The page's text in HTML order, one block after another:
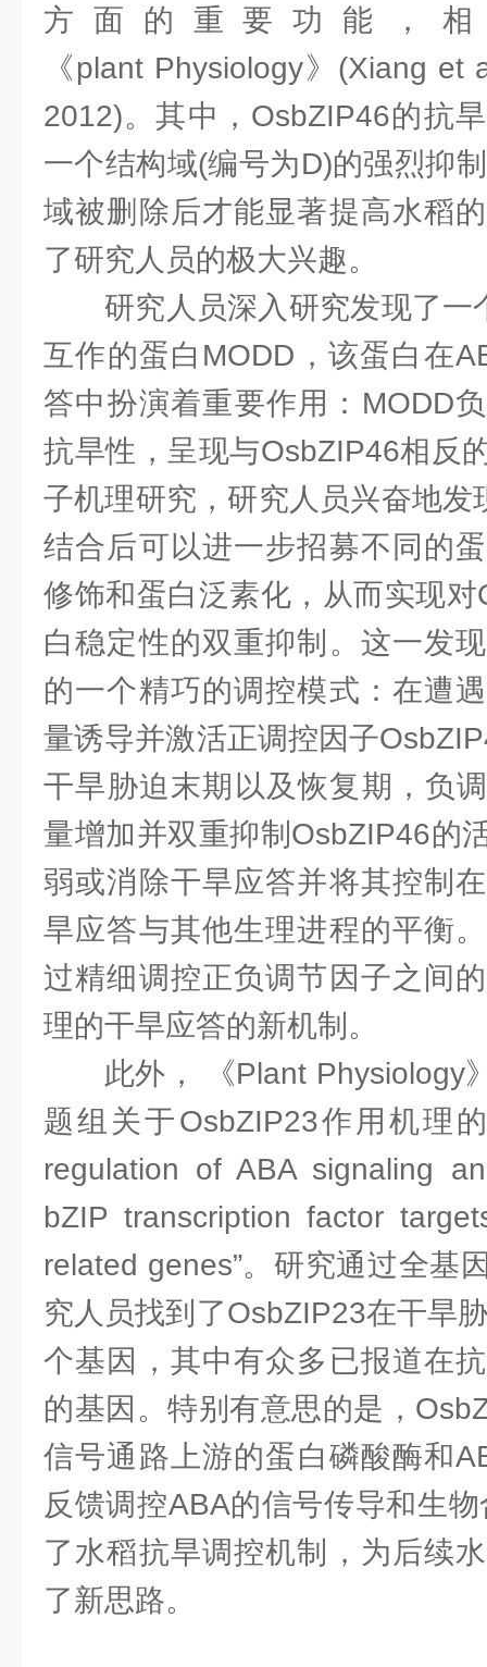
方面的重要功能，
《plant Physiology》(Xiang et
2012)。其中，OsbZIP46的抗
一个结构域(编号为D)的强烈抑
域被删除后才能显著提高水稻
了研究人员的极大兴趣。
研究人员深入研究发现了一
互作的蛋白MODD，该蛋白在
答中扮演着重要作用：MODD
抗旱性，呈现与OsbZIP46相反
子机理研究，研究人员兴奋地发
结合后可以进一步招募不同的
修饰和蛋白泛素化，从而实现
白稳定性的双重抑制。这一发
的一个精巧的调控模式：在遭
量诱导并激活正调控因子
干旱胁迫末期以及恢复期，负
量增加并双重抑制OsbZIP46的
弱或消除干旱应答并将其控制
旱应答与其他生理进程的平衡
过精细调控正负调节因子之间
理的干旱应答的新机制。
此外， 《Plant Physiology
题组关于OsbZIP23作用机理
regulation of ABA signaling
bZIP transcription factor
related genes”。研究通过全基
究人员找到了OsbZIP23在干旱
个基因，其中有众多已报道在
的基因。特别有意思的是，
信号通路上游的蛋白磷酸酶和
反馈调控ABA的信号传导和生
了水稻抗旱调控机制，为后续
了新思路。